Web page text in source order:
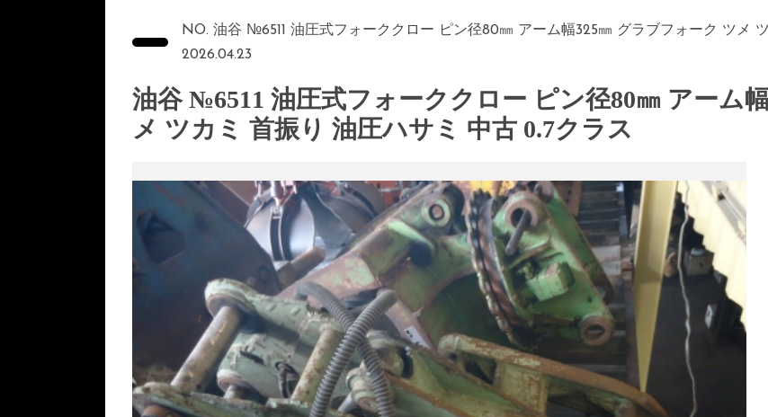
NO. 油谷 №6511 油圧式フォーククロー ピン径80㎜ アーム幅325㎜ グラブフォーク ツメ
2026.04.23
油谷 №6511 油圧式フォーククロー ピン径80㎜ アーム
メ ツカミ 首振り 油圧ハサミ 中古 0.7クラス